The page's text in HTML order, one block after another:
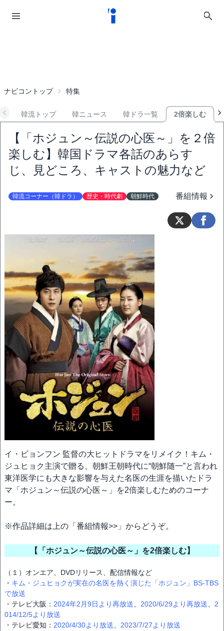
ナビコントップ 特集
韓流トップ 韓ニュース 韓ドラ一覧 2倍楽しむ
【「ホジュン～伝説の心医～」を２倍
楽しむ】韓国ドラマ各話のあらす
じ、見どころ、キャストの魅力など
韓流コーナー（韓ドラ） 歴史・時代劇 朝鮮時代 番組情報
イ・ビョンフン 監督の大ヒットドラマをリメイク！キム・
ジュヒョク主演で贈る、朝鮮王朝時代に“朝鮮随一”と言われ
東洋医学にも大きな影響を与えた名医の生涯を描いたドラ
マ「ホジュン～伝説の心医～」を2倍楽しむためのコーナ
ー。
※作品詳細は上の「番組情報>>」からどうぞ。
【「ホジュン～伝説の心医～」を2倍楽しむ】
（１）オンエア、DVDリリース、配信情報など
・ キム・ジュヒョクが実在の名医を熱く演じた「ホジュン」BS-TBS
で放送
・テレビ大阪： 2024年2月9日より再放送 2020/6/29より再放送
2
014/12/5より放送
・テレビ愛知： 2020/4/30より放送
2023/7/27より放送